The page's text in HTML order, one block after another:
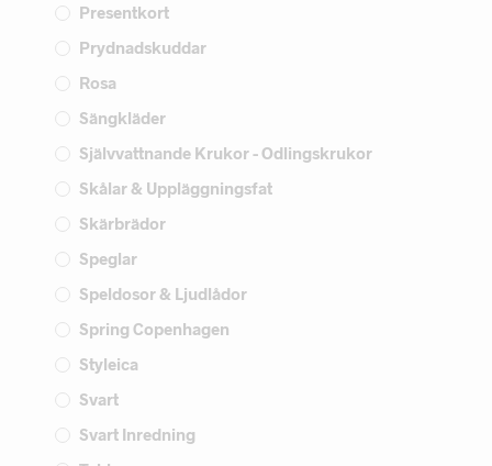
Presentkort
Prydnadskuddar
Rosa
Sängkläder
Självvattnande Krukor - Odlingskrukor
Skålar & Uppläggningsfat
Skärbrädor
Speglar
Speldosor & Ljudlådor
Spring Copenhagen
Styleica
Svart
Svart Inredning